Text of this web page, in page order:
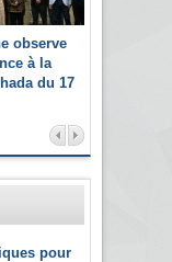
observe
à la
du 17
pour